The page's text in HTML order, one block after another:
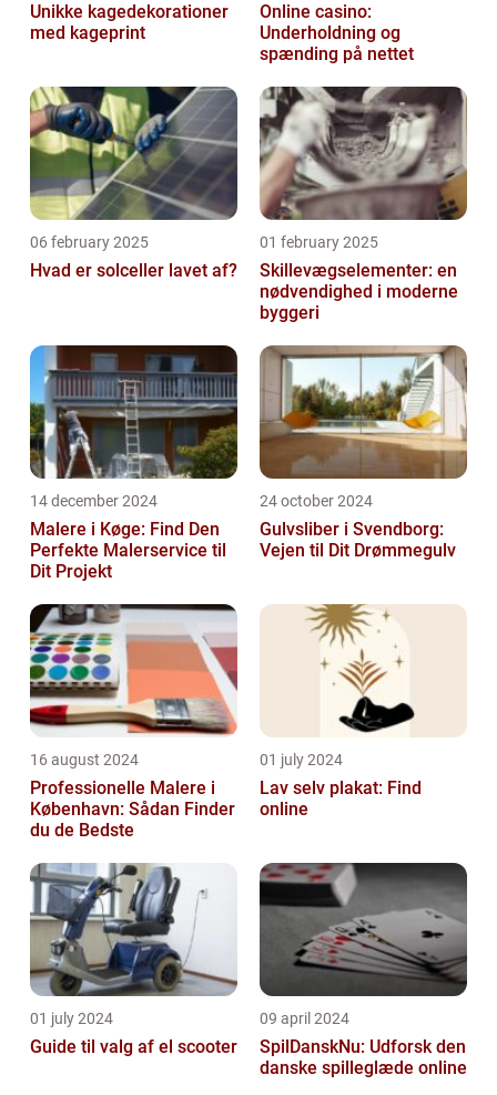
Unikke kagedekorationer
med kageprint
Online casino:
Underholdning og
spænding på nettet
06 february 2025
Hvad er solceller lavet af?
01 february 2025
Skillevægselementer: en
nødvendighed i moderne
byggeri
14 december 2024
Malere i Køge: Find Den
Perfekte Malerservice til
Dit Projekt
24 october 2024
Gulvsliber i Svendborg:
Vejen til Dit Drømmegulv
16 august 2024
Professionelle Malere i
København: Sådan Finder
du de Bedste
01 july 2024
Lav selv plakat: Find
online
01 july 2024
Guide til valg af el scooter
09 april 2024
SpilDanskNu: Udforsk den
danske spilleglæde online